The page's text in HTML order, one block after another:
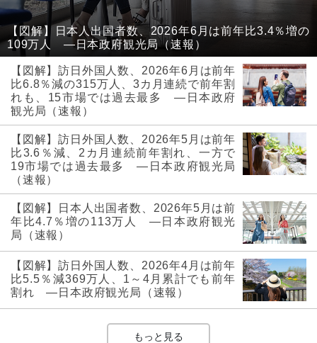
【図解】日本人出国者数、2026年6月は前年比3.4％増の
109万人 ―日本政府観光局（速報）
【図解】訪日外国人数、2026年6月は前年
比6.8％減の315万人、3カ月連続で前年割
れも、15市場では過去最多 ―日本政府
観光局（速報）
【図解】訪日外国人数、2026年5月は前年
比3.6％減、2カ月連続前年割れ、一方で
19市場では過去最多 ―日本政府観光局
（速報）
【図解】日本人出国者数、2026年5月は前
年比4.7％増の113万人 ―日本政府観光
局（速報）
【図解】訪日外国人数、2026年4月は前年
比5.5％減369万人、1～4月累計でも前年
割れ ―日本政府観光局（速報）
もっと見る